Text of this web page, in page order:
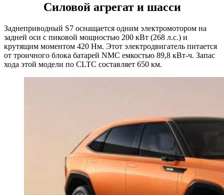
Силовой агрегат и шасси
Заднеприводный S7 оснащается одним электромотором на
задней оси с пиковой мощностью 200 кВт (268 л.с.) и
крутящим моментом 420 Нм. Этот электродвигатель питается
от троичного блока батарей NMC емкостью 89,8 кВт-ч. Запас
хода этой модели по CLTC составляет 650 км.